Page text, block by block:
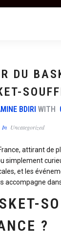
DU
BDIRI WITH
In Uncategorized
attirant de
simplement
et les
accompagne
?